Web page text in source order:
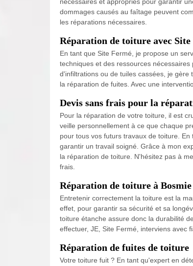
nécessaires et appropriés pour garantir
dommages causés au faîtage peuvent
les réparations nécessaires.
Réparation de toiture avec Site
En tant que Site Fermé, je propose un
techniques et des ressources
d'infiltrations ou de tuiles cassées, je
la réparation de fuites. Avec une
Devis sans frais pour la
Pour la réparation de votre toiture, il est
veille personnellement à ce que chaque
pour tous vos futurs travaux de toiture.
garantir un travail soigné. Grâce à mon
la réparation de toiture. N'hésitez pas à
frais.
Réparation de toiture à
Entretenir correctement la toiture est la
effet, pour garantir sa sécurité et sa
toiture étanche assure donc la durabilité
effectuer, JE, Site Fermé, interviens avec
Réparation de fuites de toiture
Votre toiture fuit ? En tant qu'expert en